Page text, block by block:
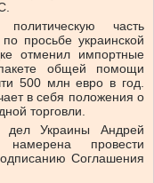
часть
просьбе украинской
отменил импортные
общей помощи
500 млн евро в год.
в себя положения о
торговли.
Украины Андрей
провести
Соглашения